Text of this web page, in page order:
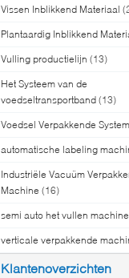
Vissen Inblikkend Materiaal
Plantaardig Inblikkend
Vulling productielijn (13)
Het Systeem van de
voedseltransportband (13)
Voedsel Verpakkende
automatische labeling
Industriële Vacuüm
Machine (16)
semi auto het vullen machine
verticale verpakkende
Klantenoverzichten